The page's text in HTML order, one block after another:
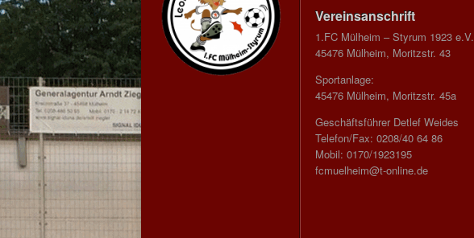
Vereinsanschrift
1.FC Mülheim – Styrum 1923 e.V.
45476 Mülheim, Moritzstr. 43
Sportanlage:
45476 Mülheim, Moritzstr. 45a
Geschäftsführer Detlef Weides
Telefon/Fax: 0208/40 64 86
Mobil: 0170/1923195
fcmuelheim@t-online.de